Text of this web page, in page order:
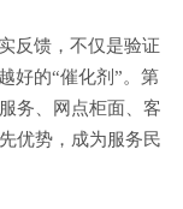
反馈，不仅是验证
好的“催化剂”。第
务、网点柜面、客
优势，成为服务民